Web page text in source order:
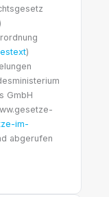
)
GmbH
im-
abgerufen